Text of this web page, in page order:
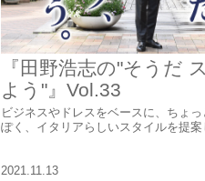
『田野浩志の"そうだ
よう"』Vol.33
ビジネスやドレスをベースに、ちょ
ぽく、イタリアらしいスタイルを提案
2021.11.13